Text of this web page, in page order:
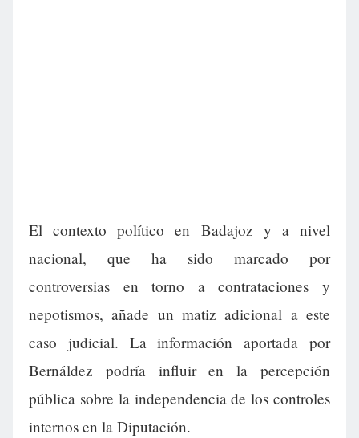
El contexto político en Badajoz y a nivel
nacional, que ha sido marcado por
controversias en torno a contrataciones y
nepotismos, añade un matiz adicional a este
caso judicial. La información aportada por
Bernáldez podría influir en la percepción
pública sobre la independencia de los controles
internos en la Diputación.